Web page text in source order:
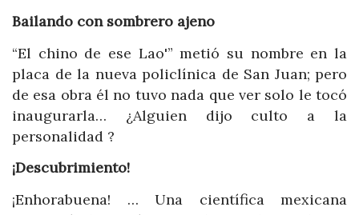
Bailando con sombrero ajeno
“El chino de ese Lao'” metió su nombre en la
placa de la nueva policlínica de San Juan; pero
de esa obra él no tuvo nada que ver solo le tocó
inaugurarla… ¿Alguien dijo culto a la
personalidad ?
¡Descubrimiento!
¡Enhorabuena! … Una científica mexicana